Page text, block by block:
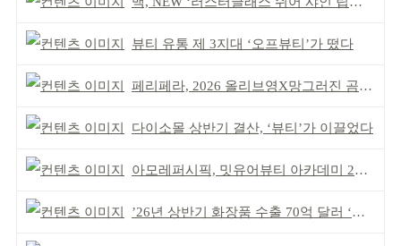
뷰티 유통 제 3지대 ‘오프뷰티’가 떴다
페리페라, 2026 올리브영X망그러진 곰 콜라보
다이소몰 상반기 결산, ‘뷰티’가 이끌었다
아모레퍼시픽, 밋유어뷰티 아카데미 2기 발대식
’26년 상반기 화장품 수출 70억 달러 ‘역대 최고’